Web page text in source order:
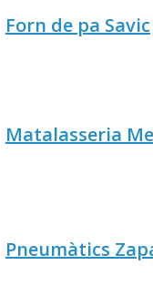
Forn de pa Savic
Matalasseria
Pneumàtics